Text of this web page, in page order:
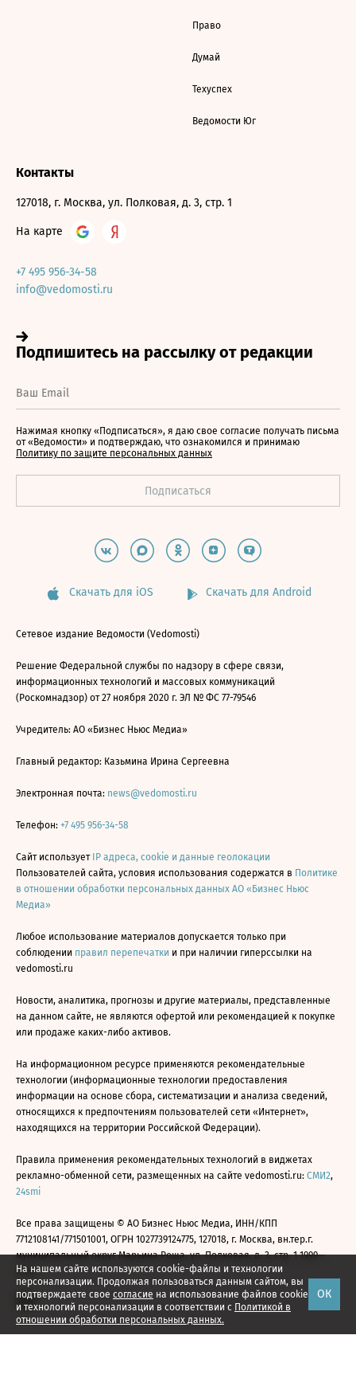
На нашем сайте используются cookie-файлы и технологии
персонализации. Продолжая пользоваться данным сайтом, вы
подтверждаете свое согласие на использование файлов cookie
и технологий персонализации в соответствии с Политикой в
отношении обработки персональных данных.
ОК
Право
Думай
Техуспех
Ведомости Юг
Контакты
127018, г. Москва, ул. Полковая, д. 3, стр. 1
На карте
+7 495 956-34-58
info@vedomosti.ru
Нажимая кнопку «Подписаться», я даю свое согласие получать письма
от «Ведомости» и подтверждаю, что ознакомился и принимаю
Политику по защите персональных данных
Скачать для iOS Скачать для Android
Сетевое издание Ведомости (Vedomosti)
Решение Федеральной службы по надзору в сфере связи,
информационных технологий и массовых коммуникаций
(Роскомнадзор) от 27 ноября 2020 г. ЭЛ № ФС 77-79546
Учредитель: АО «Бизнес Ньюс Медиа»
Главный редактор: Казьмина Ирина Сергеевна
Электронная почта: news@vedomosti.ru
Телефон: +7 495 956-34-58
Сайт использует IP адреса, cookie и данные геолокации
Пользователей сайта, условия использования содержатся в Политике
в отношении обработки персональных данных АО «Бизнес Ньюс
Медиа»
Любое использование материалов допускается только при
соблюдении правил перепечатки и при наличии гиперссылки на
vedomosti.ru
Новости, аналитика, прогнозы и другие материалы, представленные
на данном сайте, не являются офертой или рекомендацией к покупке
или продаже каких-либо активов.
На информационном ресурсе применяются рекомендательные
технологии (информационные технологии предоставления
информации на основе сбора, систематизации и анализа сведений,
относящихся к предпочтениям пользователей сети «Интернет»,
находящихся на территории Российской Федерации).
Правила применения рекомендательных технологий в виджетах
рекламно-обменной сети, размещенных на сайте vedomosti.ru: СМИ2,
24smi
Все права защищены © АО Бизнес Ньюс Медиа, ИНН/КПП
7712108141/771501001, ОГРН 1027739124775, 127018, г. Москва, вн.тер.г.
муниципальный округ Марьина Роща, ул. Полковая, д. 3, стр. 1 1999—
2026